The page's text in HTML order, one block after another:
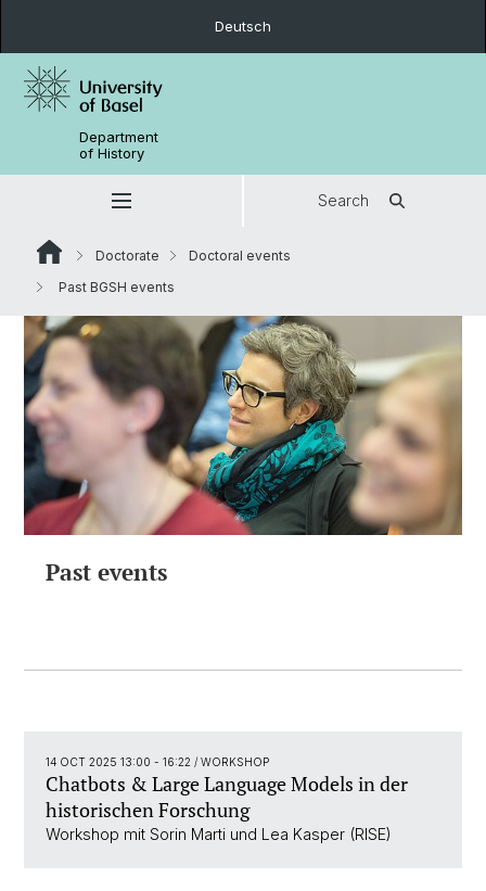
Deutsch
Department
of History
Search
Doctorate
Doctoral events
Past BGSH events
Past events
14 OCT 2025 13:00 - 16:22 / WORKSHOP
Chatbots & Large Language Models in der
historischen Forschung
Workshop mit Sorin Marti und Lea Kasper (RISE)